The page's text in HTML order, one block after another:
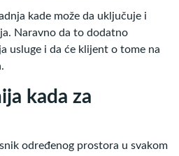
kade može da uključuje i
Naravno da to dodatno
usluge i da će klijent o tome na
kada za
određenog prostora u svakom